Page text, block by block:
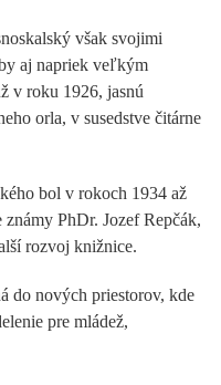
však svojimi
aj napriek veľkým
v roku 1926, jasnú
orla, v susedstve čitárne
bol v rokoch 1934 až
PhDr. Jozef Repčák,
rozvoj knižnice.
do nových priestorov, kde
pre mládež,